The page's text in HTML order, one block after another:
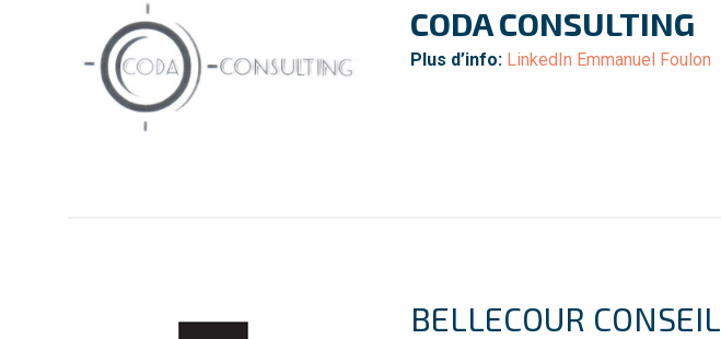
CODA CONSULTING
Plus d’info: LinkedIn Emmanuel Foulon
BELLECOUR CONSEIL